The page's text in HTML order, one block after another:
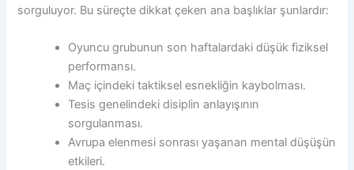
sorguluyor. Bu süreçte dikkat çeken ana başlıklar şunlardır:
Oyuncu grubunun son haftalardaki düşük fiziksel
performansı.
Maç içindeki taktiksel esnekliğin kaybolması.
Tesis genelindeki disiplin anlayışının
sorgulanması.
Avrupa elenmesi sonrası yaşanan mental düşüşün
etkileri.